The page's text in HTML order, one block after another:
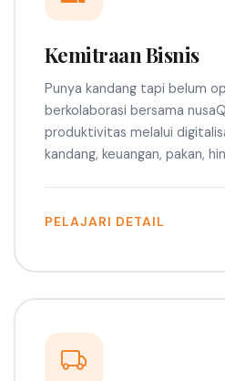
Kemitraan Bisnis
Punya kandang tapi belum
berkolaborasi bersama
produktivitas melalui
kandang, keuangan, pakan,
PELAJARI DETAIL